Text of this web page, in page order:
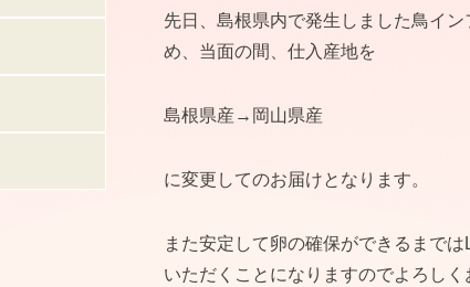
先日、島根県内で発生しました鳥イ
め、当面の間、仕入産地を
島根県産→岡山県産
に変更してのお届けとなります。
また安定して卵の確保ができるまで
いただくことになりますのでよろしく